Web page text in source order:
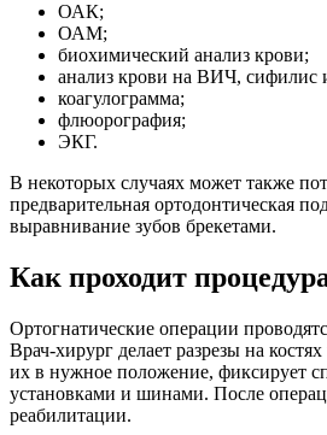
ОАК;
ОАМ;
биохимический анализ крови;
анализ крови на ВИЧ, сифилис
коагулограмма;
флюорография;
ЭКГ.
В некоторых случаях может также
предварительная ортодонтическая
выравнивание зубов брекетами.
Как проходит
Ортогнатические операции
Врач-хирург делает разрезы на
их в нужное положение, фиксирует
установками и шинами. После
реабилитации.